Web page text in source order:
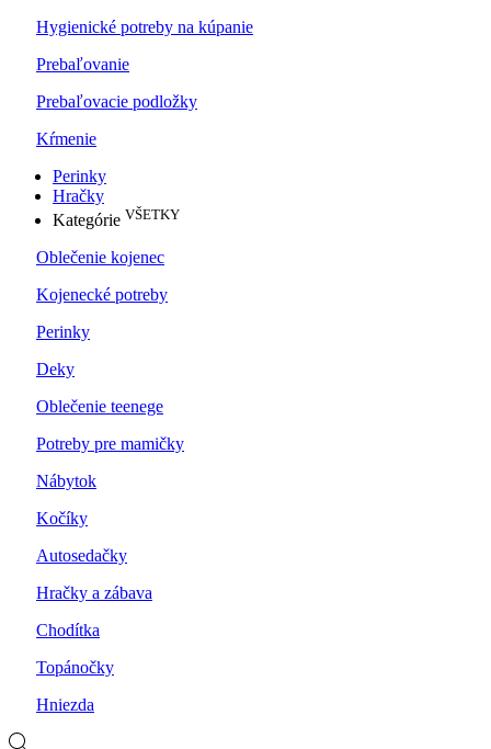
Hygienické potreby na kúpanie
Prebaľovanie
Prebaľovacie podložky
Kŕmenie
Perinky
Hračky
Kategórie VŠETKY
Oblečenie kojenec
Kojenecké potreby
Perinky
Deky
Oblečenie teenege
Potreby pre mamičky
Nábytok
Kočíky
Autosedačky
Hračky a zábava
Chodítka
Topánočky
Hniezda